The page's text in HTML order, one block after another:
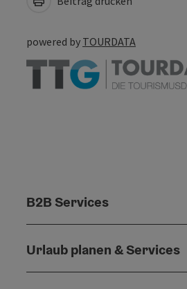
powered by TOURDATA
B2B Services
Urlaub planen & Services